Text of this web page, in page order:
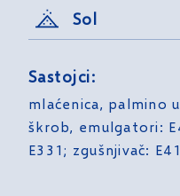
Sol
Sastojci:
mlaćenica, palmino
škrob, emulgatori:
E331; zgušnjivač: